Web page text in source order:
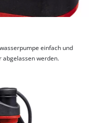
einfach und
abgelassen werden.